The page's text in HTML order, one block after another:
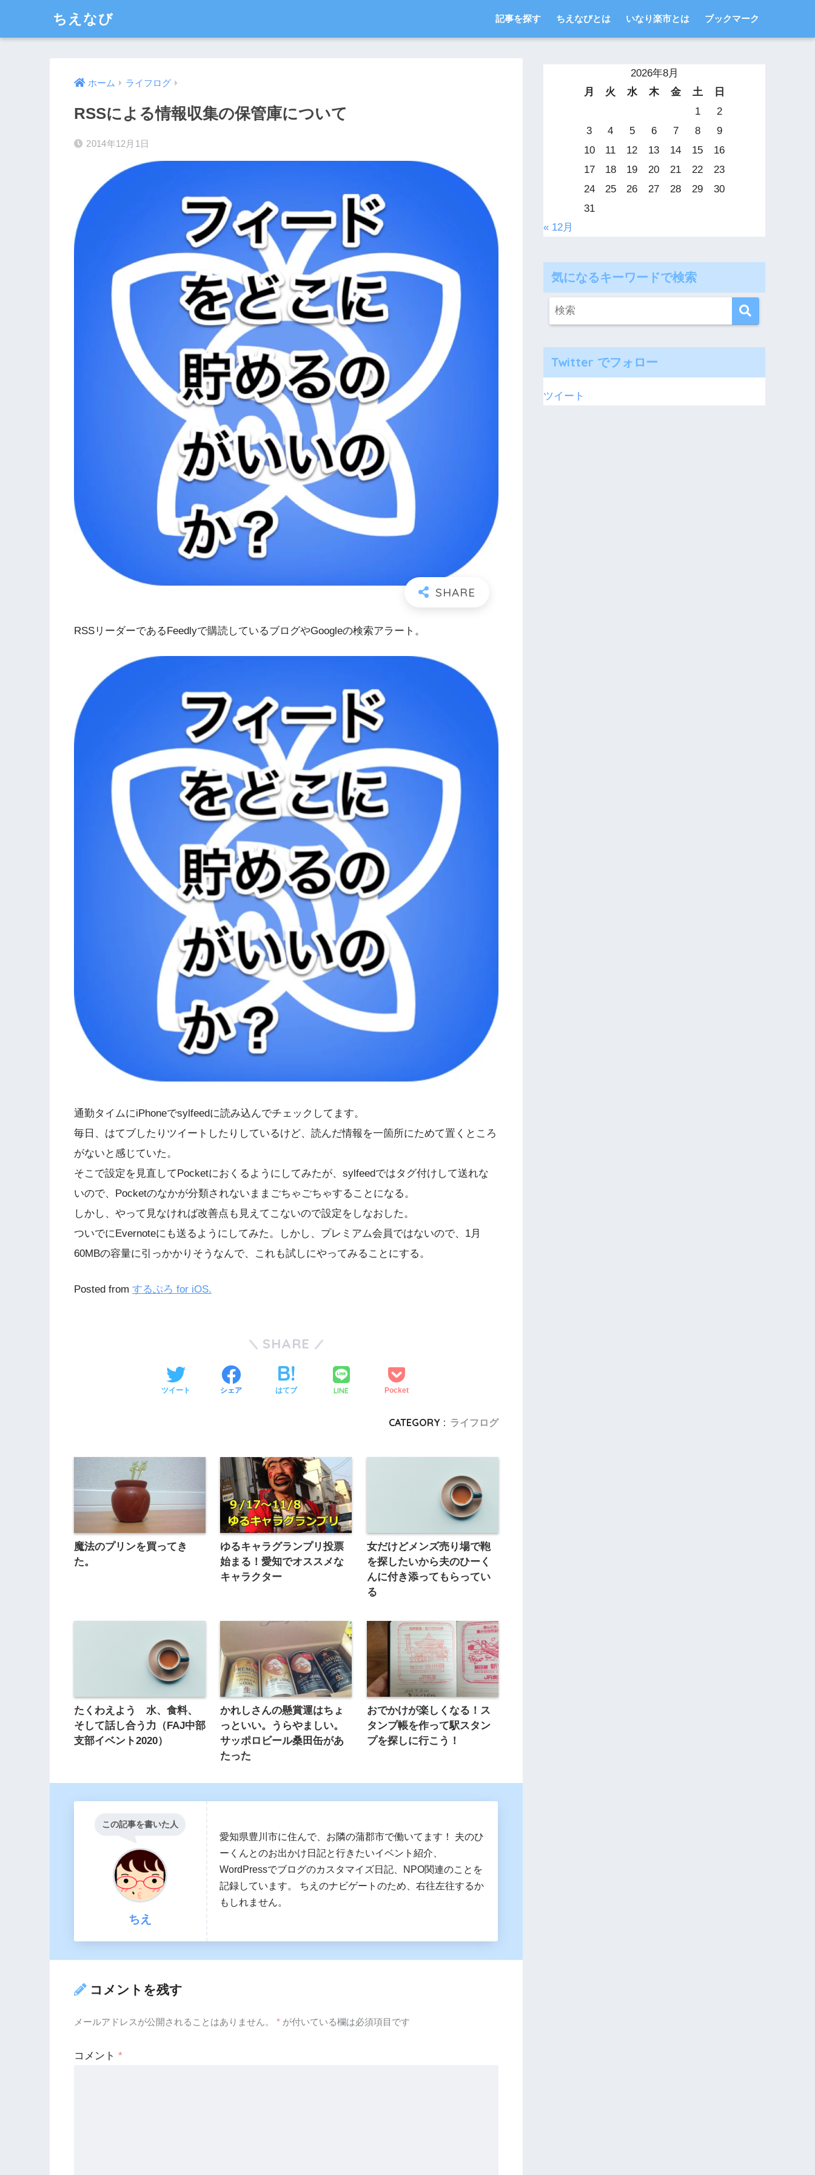
ちえなび 記事を探す ちえなびとは いなり楽市とは ブックマーク
ホーム ライフログ
RSSによる情報収集の保管庫について
2014年12月1日
RSSリーダーであるFeedlyで購読しているブログやGoogleの検索アラート。
通勤タイムにiPhoneでsylfeedに読み込んでチェックしてます。
毎日、はてブしたりツイートしたりしているけど、読んだ情報を一箇所にためて置くところ
がないと感じていた。
そこで設定を見直してPocketにおくるようにしてみたが、sylfeedではタグ付けして送れな
いので、Pocketのなかが分類されないままごちゃごちゃすることになる。
しかし、やって見なければ改善点も見えてこないので設定をしなおした。
ついでにEvernoteにも送るようにしてみた。しかし、プレミアム会員ではないので、1月
60MBの容量に引っかかりそうなんで、これも試しにやってみることにする。
Posted from するぷろ for iOS.
SHARE
ツイート シェア はてブ LINE Pocket
CATEGORY : ライフログ
魔法のプリンを買ってき
た。
ゆるキャラグランプリ投票
始まる！愛知でオススメな
キャラクター
女だけどメンズ売り場で鞄
を探したいから夫のひーく
んに付き添ってもらってい
る
たくわえよう 水、食料、
そして話し合う力（FAJ中部
支部イベント2020）
かれしさんの懸賞運はちょ
っといい。うらやましい。
サッポロビール桑田缶があ
たった
おでかけが楽しくなる！ス
タンプ帳を作って駅スタン
プを探しに行こう！
この記事を書いた人
ちえ
愛知県豊川市に住んで、お隣の蒲郡市で働いてます！ 夫のひ
ーくんとのお出かけ日記と行きたいイベント紹介、
WordPressでブログのカスタマイズ日記、NPO関連のことを
記録しています。 ちえのナビゲートのため、右往左往するか
もしれません。
コメントを残す
メールアドレスが公開されることはありません。 * が付いている欄は必須項目です
コメント *
2026年8月
月
火 水 木 金 土
日
1
2
3
4 5 6 7 8
9
10
11 12 13 14 15
16
17
18 19 20 21 22
23
24
25 26 27 28 29
30
31
« 12月
気になるキーワードで検索
Twitter でフォロー
ツイート